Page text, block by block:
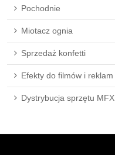
Pochodnie
Miotacz ognia
Sprzedaż konfetti
Efekty do filmów i reklam
Dystrybucja sprzętu MFX